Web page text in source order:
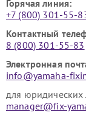
Горячая линия:
+7 (800) 301-55-
Контактный
8 (800) 301-55-83
Электронная
info@yamaha-
для юридических
manager@fix-